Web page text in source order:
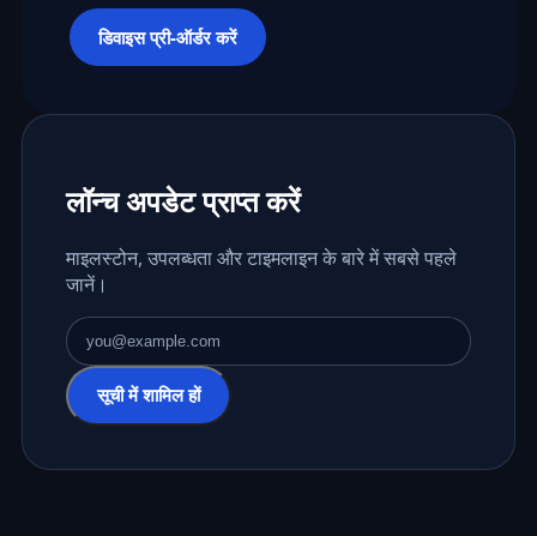
डिवाइस प्री-ऑर्डर करें
लॉन्च अपडेट प्राप्त करें
माइलस्टोन, उपलब्धता और टाइमलाइन के बारे में सबसे पहले
जानें।
ईमेल पतासूची में शामिल हों